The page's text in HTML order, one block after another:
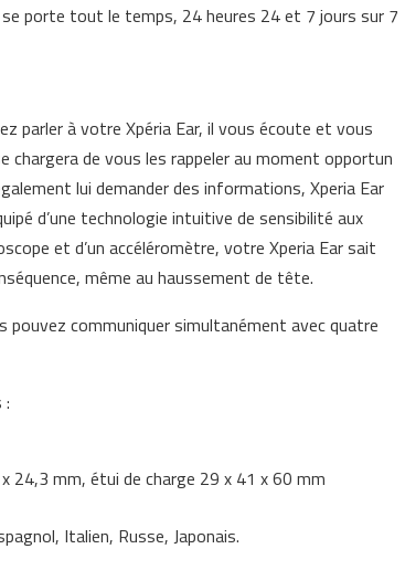
porte tout le temps, 24 heures 24 et 7 jours sur 7
parler à votre Xpéria Ear, il vous écoute et vous
chargera de vous les rappeler au moment opportun
lui demander des informations, Xperia Ear
d’une technologie intuitive de sensibilité aux
et d’un accéléromètre, votre Xperia Ear sait
même au haussement de tête.
pouvez communiquer simultanément avec quatre
:
24,3 mm, étui de charge 29 x 41 x 60 mm
Italien, Russe, Japonais.